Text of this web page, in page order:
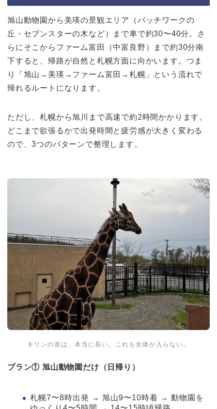
旭山動物園から美瑛の景観エリア（パッチワークの
丘・セブンスターの木など）まで車で約30〜40分。さ
らにそこからファーム富田（中富良野）まで約30分南
下すると、帰路が自然と札幌方面に向かいます。つま
り「旭山→美瑛→ファーム富田→札幌」という流れで
帰れるルートになります。
ただし、札幌から旭川まで高速で約2時間かかります。
どこまで欲張るかで出発時間と疲労感が大きく変わる
ので、3つのパターンで整理します。
キリンの首は、本当に長い。これも全体が入らない。
プラン① 旭山動物園だけ（日帰り）
札幌7〜8時出発 → 旭山9〜10時着 → 動物園を